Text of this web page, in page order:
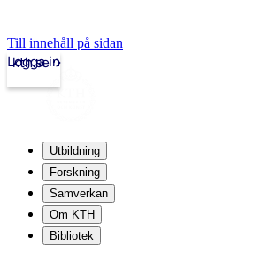
Till innehåll på sidan
kth.se
Logga in
Utbildning
Forskning
Samverkan
Om KTH
Bibliotek